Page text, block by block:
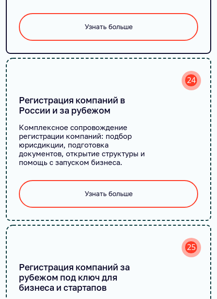
Узнать больше
24
Регистрация компаний в
России и за рубежом
Комплексное сопровождение
регистрации компаний: подбор
юрисдикции, подготовка
документов, открытие структуры и
помощь с запуском бизнеса.
Узнать больше
25
Регистрация компаний за
рубежом под ключ для
бизнеса и стартапов